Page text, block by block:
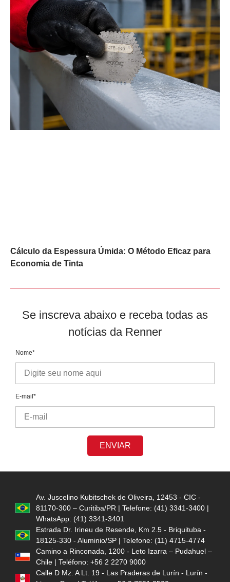
Cálculo da Espessura Úmida: O Método Eficaz para
Economia de Tinta
Se inscreva abaixo e receba todas as
notícias da Renner
Nome*
E-mail*
ENVIAR
Av. Juscelino Kubitschek de Oliveira, 12453 - CIC -
81170-300 – Curitiba/PR | Telefone: (41) 3341-3400 |
WhatsApp: (41) 3341-3401
Estrada Dr. Irineu de Resende, Km 2.5 - Briquituba -
18125-330 - Aluminio/SP | Telefone: (11) 4715-4774
Camino a Rinconada, 1200 - Leto Izarra – Pudahuel –
Chile | Teléfono: +56 2 2270 9000
Calle D Mz. A Lt. 19 - Las Praderas de Lurín - Lurín -